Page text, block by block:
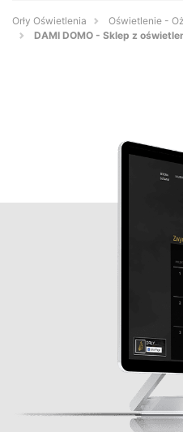
Orły Oświetlenia
Oświetlenie -
DAMI DOMO - Sklep z